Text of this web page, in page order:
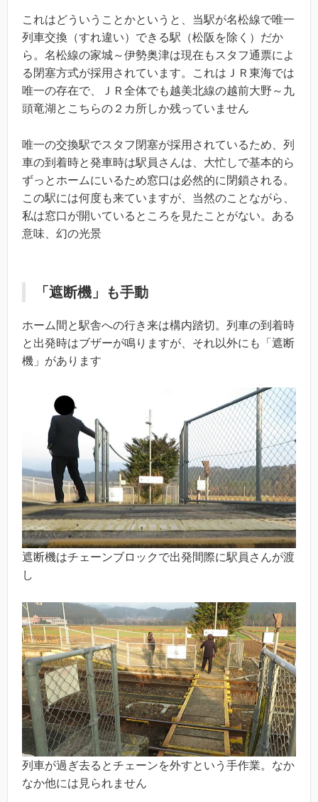
これはどういうことかというと、当駅が名松線で唯一
列車交換（すれ違い）できる駅（松阪を除く）だか
ら。名松線の家城～伊勢奥津は現在もスタフ通票によ
る閉塞方式が採用されています。これはＪＲ東海では
唯一の存在で、ＪＲ全体でも越美北線の越前大野～九
頭竜湖とこちらの２カ所しか残っていません
唯一の交換駅でスタフ閉塞が採用されているため、列
車の到着時と発車時は駅員さんは、大忙しで基本的ら
ずっとホームにいるため窓口は必然的に閉鎖される。
この駅には何度も来ていますが、当然のことながら、
私は窓口が開いているところを見たことがない。ある
意味、幻の光景
「遮断機」も手動
ホーム間と駅舎への行き来は構内踏切。列車の到着時
と出発時はブザーが鳴りますが、それ以外にも「遮断
機」があります
遮断機はチェーンブロックで出発間際に駅員さんが渡
し
列車が過ぎ去るとチェーンを外すという手作業。なか
なか他には見られません